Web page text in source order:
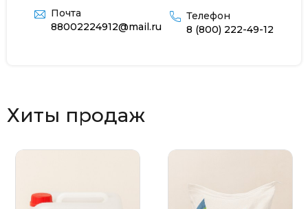
Почта
88002224912@mail.ru
Телефон
8 (800) 222-49-12
Хиты продаж